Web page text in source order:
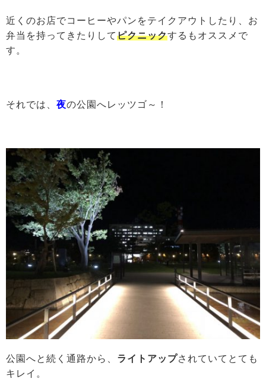
近くのお店でコーヒーやパンをテイクアウトしたり、お
弁当を持ってきたりしてピクニックするもオススメで
す。
それでは、 夜の公園へレッツゴ～！
公園へと続く通路から、 ライトアップされていてとても
キレイ。